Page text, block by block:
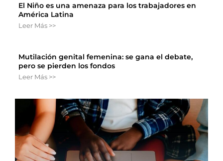
El Niño es una amenaza para los trabajadores en
América Latina
Leer Más >>
Mutilación genital femenina: se gana el debate,
pero se pierden los fondos
Leer Más >>